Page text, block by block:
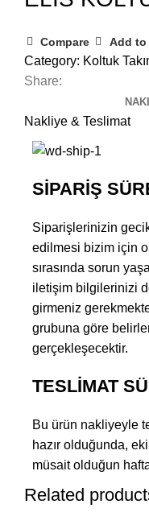
Compare Add
Category: Koltuk
Share:
Nakliye & Teslimat
SİPARİŞ
Siparişlerinizin
edilmesi bizim için
sırasında sorun
iletişim bilgilerinizi
girmeniz
grubuna göre
gerçekleşecektir.
TESLİMAT
Bu ürün nakliyeyle
hazır olduğunda,
müsait olduğun
Related